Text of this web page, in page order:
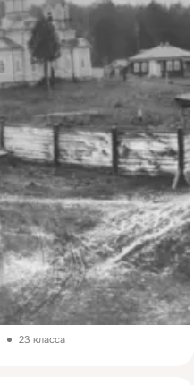
23 класса